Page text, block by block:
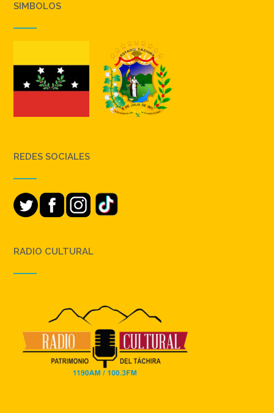
SIMBOLOS
REDES SOCIALES
RADIO CULTURAL